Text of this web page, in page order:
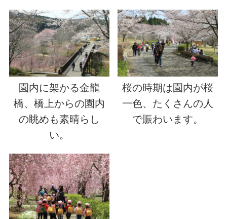
園内に架かる金龍
橋、橋上からの園内
の眺めも素晴らし
い。
桜の時期は園内が桜
一色、たくさんの人
で賑わいます。